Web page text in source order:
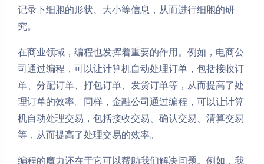
记录下细胞的形状、大小等信息，从而进行细胞的研
究。
在商业领域，编程也发挥着重要的作用。例如，电商公
司通过编程，可以让计算机自动处理订单，包括接收订
单、分配订单、打包订单、发货订单等，从而提高了处
理订单的效率。同样，金融公司通过编程，可以让计算
机自动处理交易，包括接收交易、确认交易、清算交易
等，从而提高了处理交易的效率。
编程的魔力还在于它可以帮助我们解决问题。例如，我